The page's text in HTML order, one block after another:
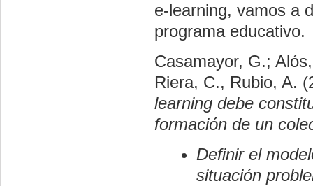
e-learning, vamos a
programa educativo.
Casamayor, G.;
Riera, C., Rubio, A.
learning debe
formación de un
Definir el
situación